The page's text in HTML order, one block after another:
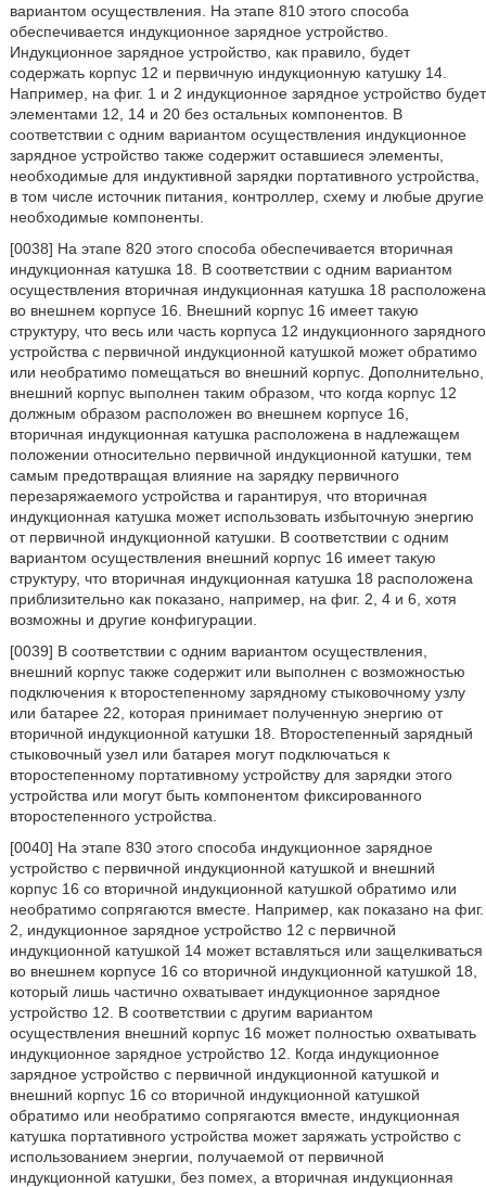
вариантом осуществления. На этапе 810 этого способа
обеспечивается индукционное зарядное устройство.
Индукционное зарядное устройство, как правило, будет
содержать корпус 12 и первичную индукционную катушку 14.
Например, на фиг. 1 и 2 индукционное зарядное устройство будет
элементами 12, 14 и 20 без остальных компонентов. В
соответствии с одним вариантом осуществления индукционное
зарядное устройство также содержит оставшиеся элементы,
необходимые для индуктивной зарядки портативного устройства,
в том числе источник питания, контроллер, схему и любые другие
необходимые компоненты.
[0038] На этапе 820 этого способа обеспечивается вторичная
индукционная катушка 18. В соответствии с одним вариантом
осуществления вторичная индукционная катушка 18 расположена
во внешнем корпусе 16. Внешний корпус 16 имеет такую
структуру, что весь или часть корпуса 12 индукционного зарядного
устройства с первичной индукционной катушкой может обратимо
или необратимо помещаться во внешний корпус. Дополнительно,
внешний корпус выполнен таким образом, что когда корпус 12
должным образом расположен во внешнем корпусе 16,
вторичная индукционная катушка расположена в надлежащем
положении относительно первичной индукционной катушки, тем
самым предотвращая влияние на зарядку первичного
перезаряжаемого устройства и гарантируя, что вторичная
индукционная катушка может использовать избыточную энергию
от первичной индукционной катушки. В соответствии с одним
вариантом осуществления внешний корпус 16 имеет такую
структуру, что вторичная индукционная катушка 18 расположена
приблизительно как показано, например, на фиг. 2, 4 и 6, хотя
возможны и другие конфигурации.
[0039] В соответствии с одним вариантом осуществления,
внешний корпус также содержит или выполнен с возможностью
подключения к второстепенному зарядному стыковочному узлу
или батарее 22, которая принимает полученную энергию от
вторичной индукционной катушки 18. Второстепенный зарядный
стыковочный узел или батарея могут подключаться к
второстепенному портативному устройству для зарядки этого
устройства или могут быть компонентом фиксированного
второстепенного устройства.
[0040] На этапе 830 этого способа индукционное зарядное
устройство с первичной индукционной катушкой и внешний
корпус 16 со вторичной индукционной катушкой обратимо или
необратимо сопрягаются вместе. Например, как показано на фиг.
2, индукционное зарядное устройство 12 с первичной
индукционной катушкой 14 может вставляться или защелкиваться
во внешнем корпусе 16 со вторичной индукционной катушкой 18,
который лишь частично охватывает индукционное зарядное
устройство 12. В соответствии с другим вариантом
осуществления внешний корпус 16 может полностью охватывать
индукционное зарядное устройство 12. Когда индукционное
зарядное устройство с первичной индукционной катушкой и
внешний корпус 16 со вторичной индукционной катушкой
обратимо или необратимо сопрягаются вместе, индукционная
катушка портативного устройства может заряжать устройство с
использованием энергии, получаемой от первичной
индукционной катушки, без помех, а вторичная индукционная